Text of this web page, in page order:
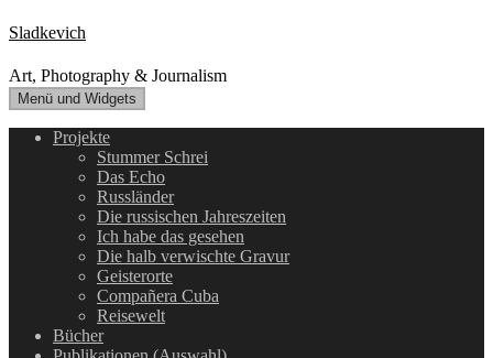
Zum
Inhalt
springen
Sladkevich
Art, Photography & Journalism
Menü und Widgets
Projekte
Stummer Schrei
Das Echo
Russländer
Die russischen Jahreszeiten
Ich habe das gesehen
Die halb verwischte Gravur
Geisterorte
Compañera Cuba
Reisewelt
Bücher